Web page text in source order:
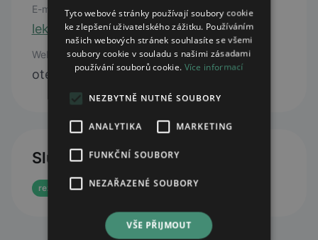
E-mail
lekarnanpz@seznam.cz
Web
otevřít web
Služby
rezervace eReceptu
Tyto webové stránky používají soubory cookie
ke zlepšení uživatelského zážitku. Používáním
našich webových stránek souhlasíte se všemi
soubory cookie v souladu s našimi zásadami
používání souborů cookie. Více informací
NEZBYTNĚ NUTNÉ SOUBORY
ANALYTIKA MARKETING
FUNKČNÍ SOUBORY
NEZAŘAZENÉ SOUBORY
VŠE PŘIJMOUT